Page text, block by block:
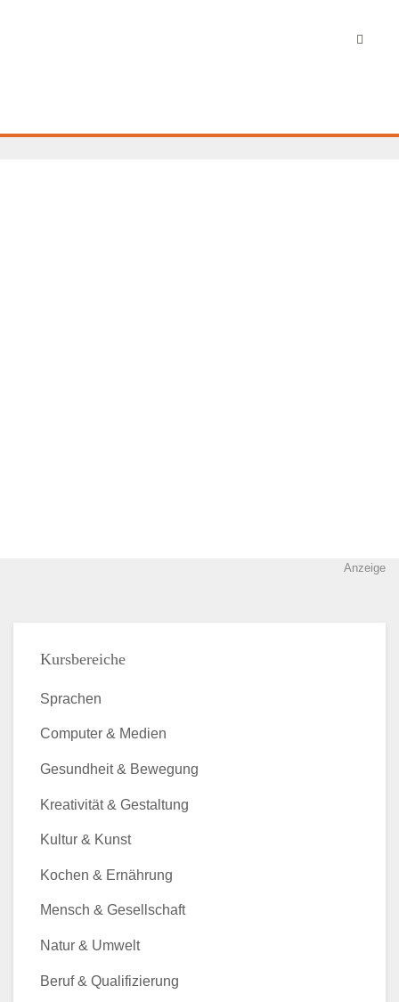
Anzeige
Kursbereiche
Sprachen
Computer & Medien
Gesundheit & Bewegung
Kreativität & Gestaltung
Kultur & Kunst
Kochen & Ernährung
Mensch & Gesellschaft
Natur & Umwelt
Beruf & Qualifizierung